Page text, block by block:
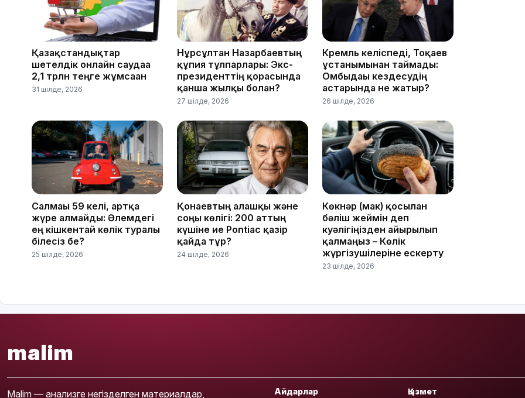
Қазақстандықтар
шетелдік онлайн саудаға
2,1 трлн теңге жұмсаған
31 шілде, 2026
Нұрсұлтан Назарбаевтың
құпия тұлпарлары: Экс-
президенттің қорасында
қанша жылқы болған?
27 шілде, 2026
Кремль келіспеді, Тоқаев
ұстанымынан таймады:
Омбыдағы кездесудің
астарында не жатыр?
26 шілде, 2026
Салмағы 59 келі, артқа
жүре алмайды: Әлемдегі
ең кішкентай көлік туралы
білесіз бе?
25 шілде, 2026
Қонаевтың алғашқы және
соңғы көлігі: 200 аттың
күшіне ие Pontiac қазір
қайда тұр?
24 шілде, 2026
Көкнәр (мак) қосылған
бәліш жеймін деп
куәлігіңізден айырылып
қалмаңыз – Көлік
жүргізушілеріне ескерту
23 шілде, 2026
14:10
malim
Malim — анализге негізделген материалдар, Айдарлар Қызмет